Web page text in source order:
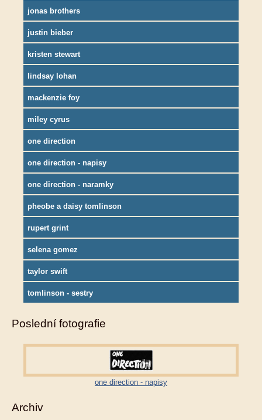
jonas brothers
justin bieber
kristen stewart
lindsay lohan
mackenzie foy
miley cyrus
one direction
one direction - napisy
one direction - naramky
pheobe a daisy tomlinson
rupert grint
selena gomez
taylor swift
tomlinson - sestry
Poslední fotografie
one direction - napisy
Archiv